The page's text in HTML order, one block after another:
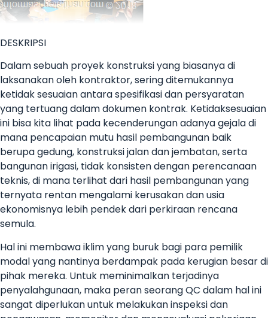
DESKRIPSI
Dalam sebuah proyek konstruksi yang biasanya di
laksanakan oleh kontraktor, sering ditemukannya
ketidak sesuaian antara spesifikasi dan persyaratan
yang tertuang dalam dokumen kontrak. Ketidaksesuaian
ini bisa kita lihat pada kecenderungan adanya gejala di
mana pencapaian mutu hasil pembangunan baik
berupa gedung, konstruksi jalan dan jembatan, serta
bangunan irigasi, tidak konsisten dengan perencanaan
teknis, di mana terlihat dari hasil pembangunan yang
ternyata rentan mengalami kerusakan dan usia
ekonomisnya lebih pendek dari perkiraan rencana
semula.
Hal ini membawa iklim yang buruk bagi para pemilik
modal yang nantinya berdampak pada kerugian besar di
pihak mereka. Untuk meminimalkan terjadinya
penyalahgunaan, maka peran seorang QC dalam hal ini
sangat diperlukan untuk melakukan inspeksi dan